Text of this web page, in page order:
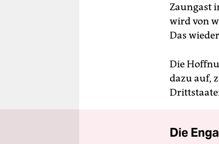
Zaungast
wird von
Das
Die
dazu auf,
Die